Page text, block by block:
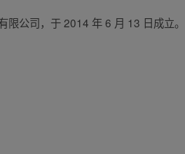
限公司，于 2014 年 6 月 13 日成立。